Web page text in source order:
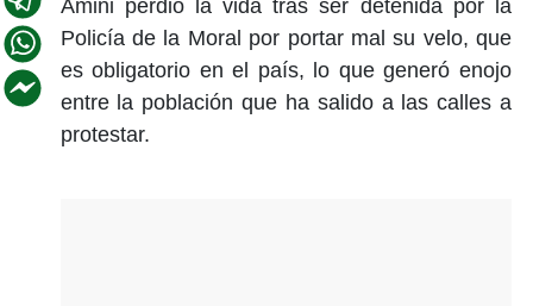
Amini perdió la vida tras ser detenida por la
Policía de la Moral por portar mal su velo, que
es obligatorio en el país, lo que generó enojo
entre la población que ha salido a las calles a
protestar.